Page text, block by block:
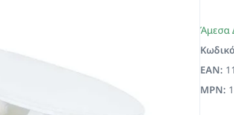
Άμεσα
EAN:
MPN: